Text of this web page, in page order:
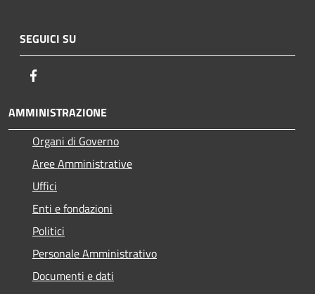
SEGUICI SU
AMMINISTRAZIONE
Organi di Governo
Aree Amministrative
Uffici
Enti e fondazioni
Politici
Personale Amministrativo
Documenti e dati